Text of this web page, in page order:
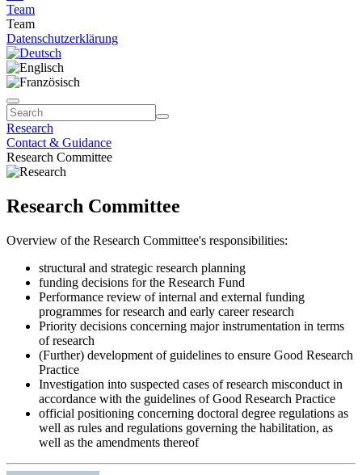
Team
Team
Datenschutzerklärung
Research
Contact & Guidance
Research Committee
Research Committee
Overview of the Research Committee's responsibilities:
structural and strategic research planning
funding decisions for the Research Fund
Performance review of internal and external funding
programmes for research and early career research
Priority decisions concerning major instrumentation in terms
of research
(Further) development of guidelines to ensure Good Research
Practice
Investigation into suspected cases of research misconduct in
accordance with the guidelines of Good Research Practice
official positioning concerning doctoral degree regulations as
well as rules and regulations governing the habilitation, as
well as the amendments thereof